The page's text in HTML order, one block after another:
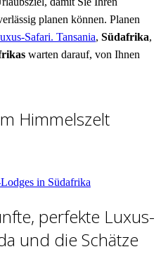
planen können. Planen
Safari. Tansania, Südafrika,
warten darauf, von Ihnen
Himmelszelt
in Südafrika
perfekte Luxus-
und die Schätze